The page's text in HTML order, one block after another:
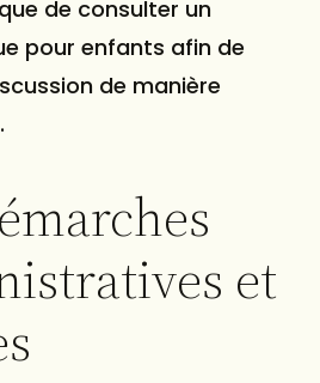
de consulter un
pour enfants afin de
de manière
et